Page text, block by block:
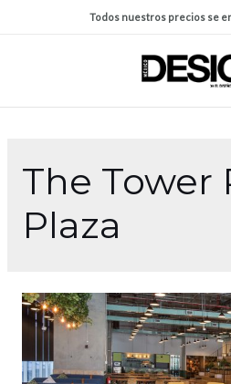
Todos nuestros precios se
The Tower
Plaza